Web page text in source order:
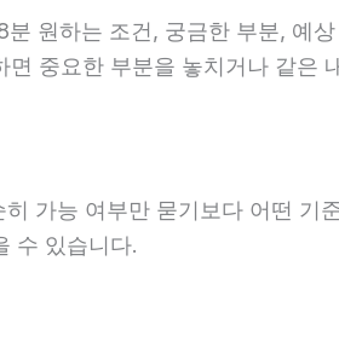
원하는 조건, 궁금한 부분, 예
중요한 부분을 놓치거나 같은
가능 여부만 묻기보다 어떤 기
수 있습니다.